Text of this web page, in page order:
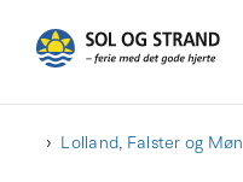
Lolland, Falster og Møn